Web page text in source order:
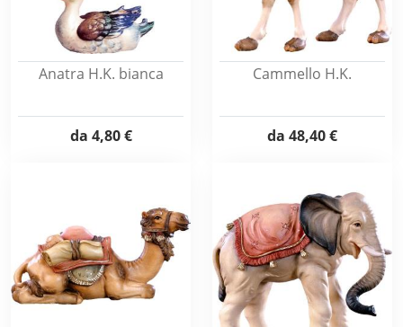
Anatra H.K. bianca
da 4,80 €
Cammello H.K.
da 48,40 €